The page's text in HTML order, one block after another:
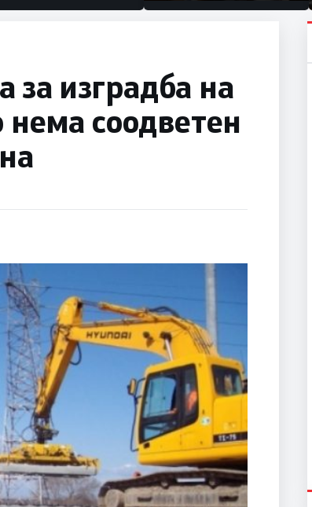
половина тунел во слепа
изградба на
нема соодветен